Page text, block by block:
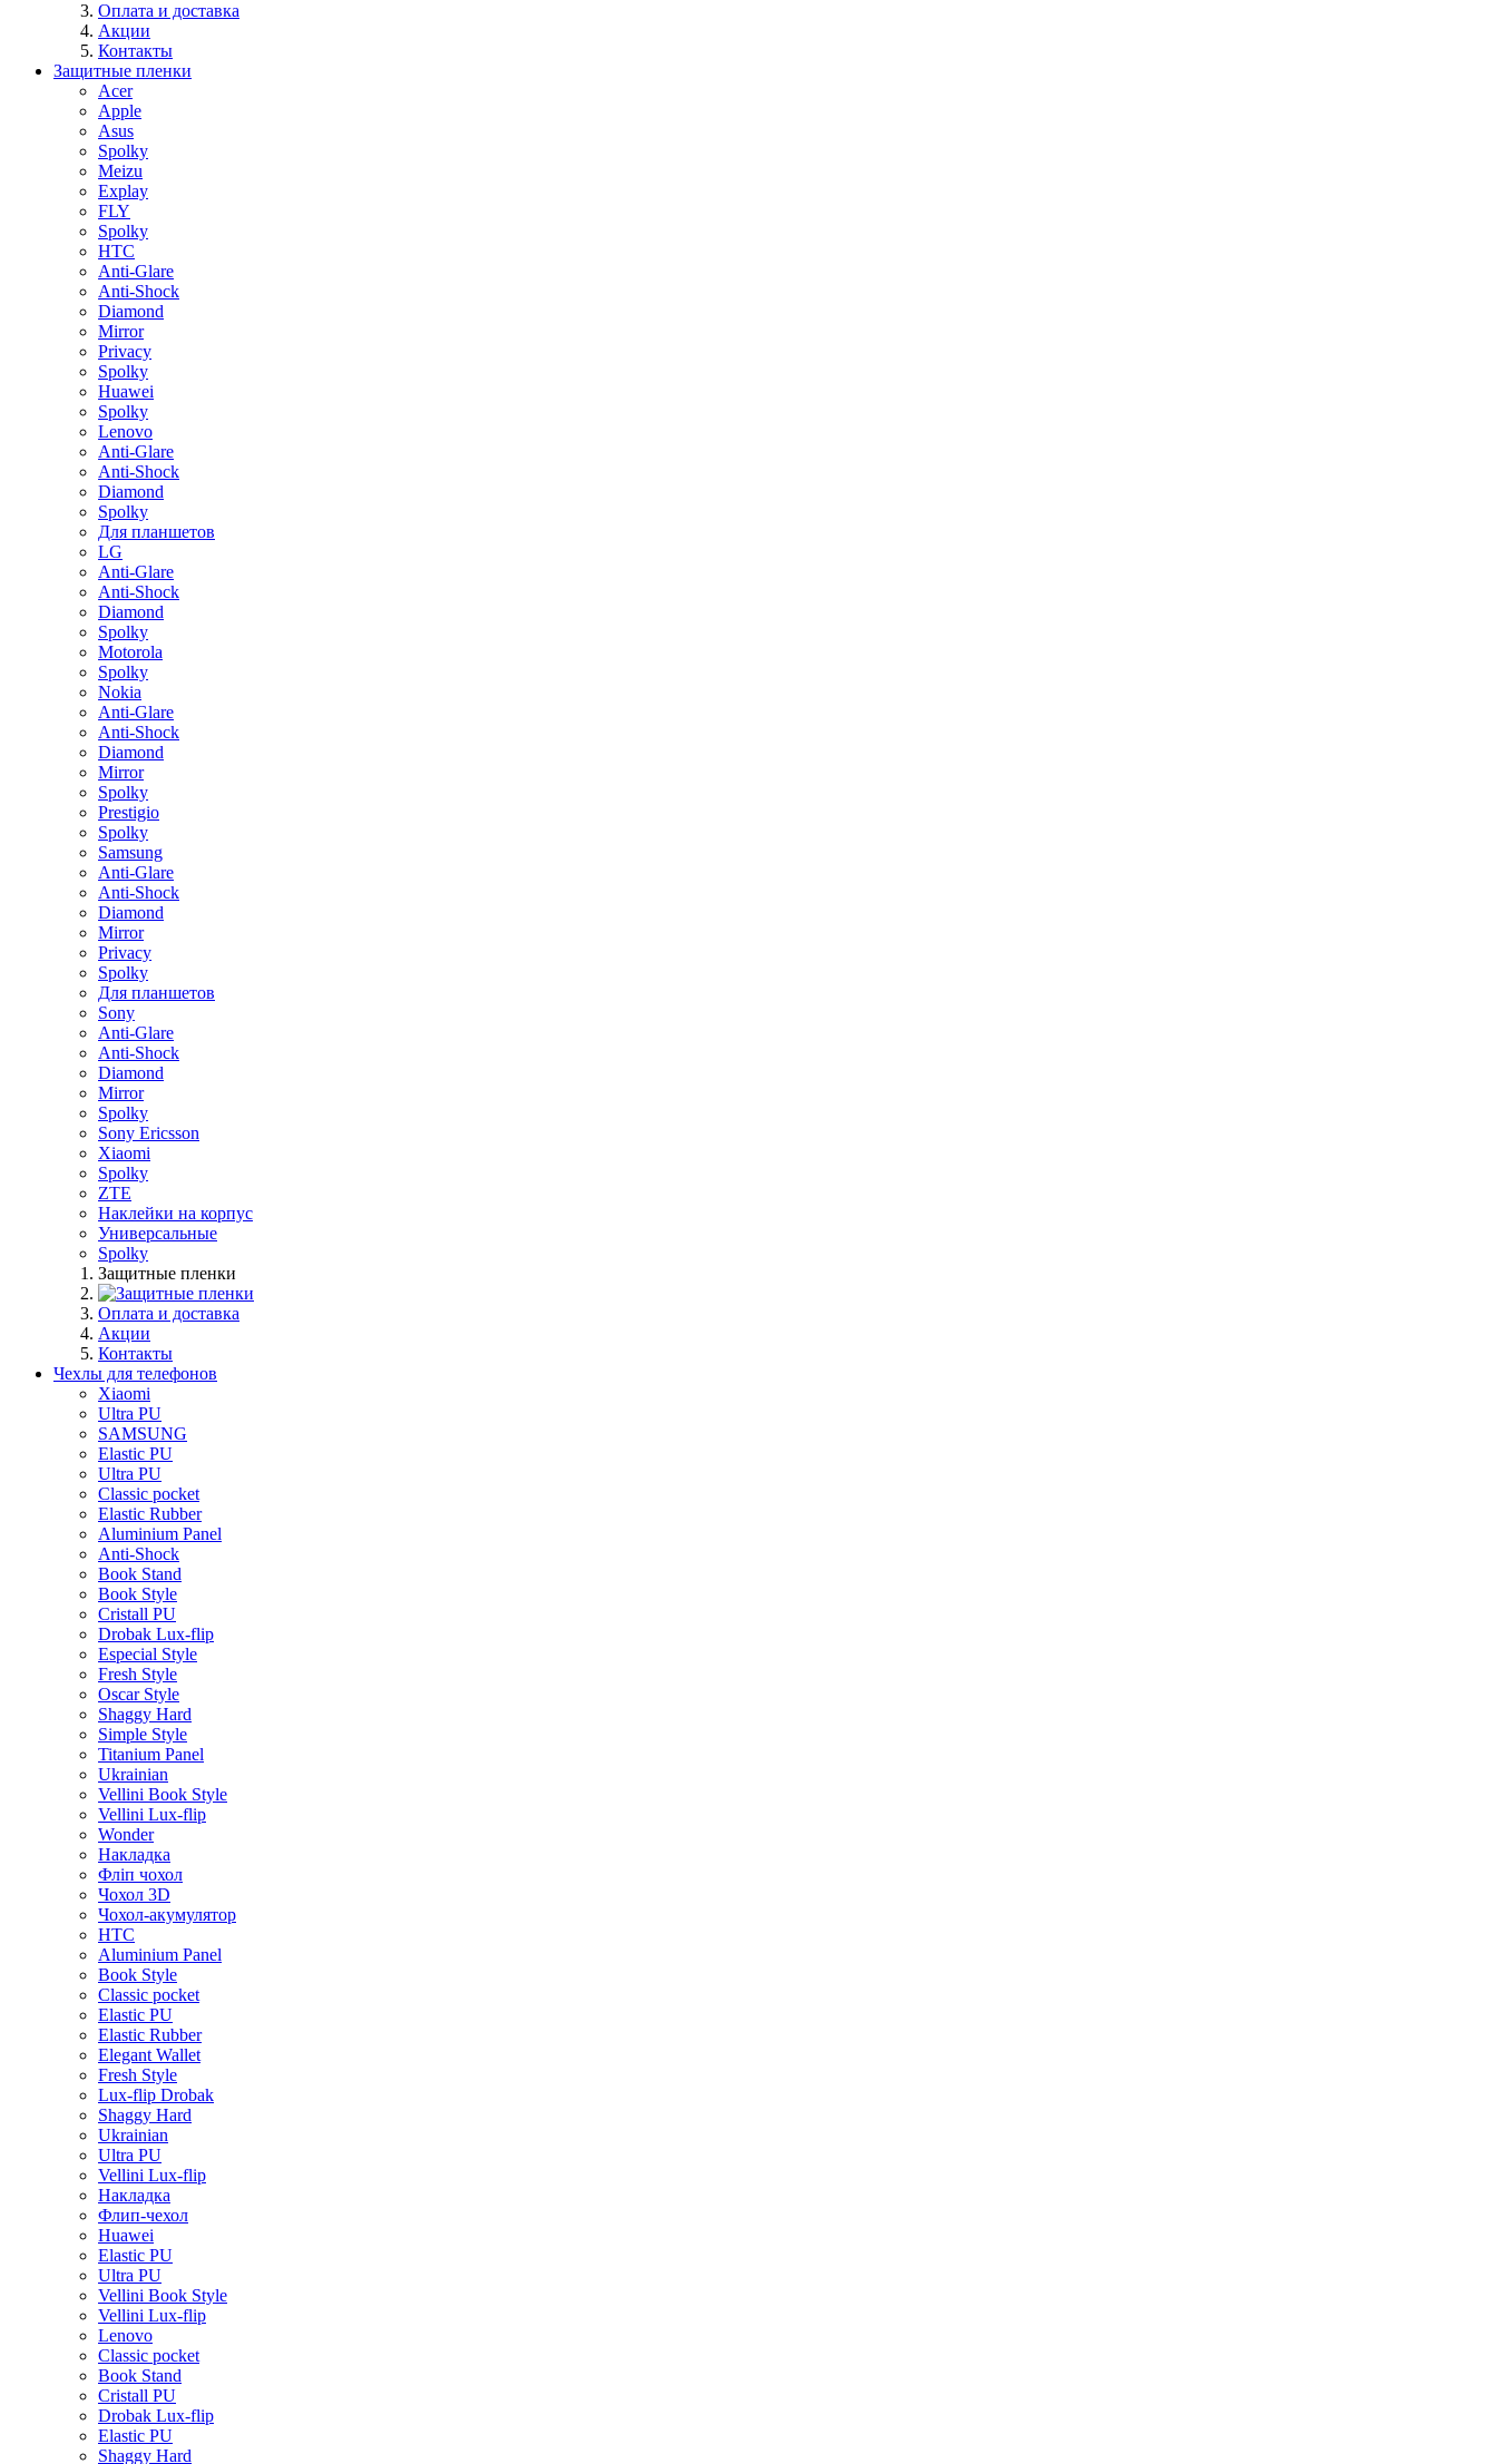
Оплата и доставка
Акции
Контакты
Защитные пленки
Acer
Apple
Asus
Spolky
Meizu
Explay
FLY
Spolky
HTC
Anti-Glare
Anti-Shock
Diamond
Mirror
Privacy
Spolky
Huawei
Spolky
Lenovo
Anti-Glare
Anti-Shock
Diamond
Spolky
Для планшетов
LG
Anti-Glare
Anti-Shock
Diamond
Spolky
Motorola
Spolky
Nokia
Anti-Glare
Anti-Shock
Diamond
Mirror
Spolky
Prestigio
Spolky
Samsung
Anti-Glare
Anti-Shock
Diamond
Mirror
Privacy
Spolky
Для планшетов
Sony
Anti-Glare
Anti-Shock
Diamond
Mirror
Spolky
Sony Ericsson
Xiaomi
Spolky
ZTE
Наклейки на корпус
Универсальные
Spolky
Защитные пленки
Оплата и доставка
Акции
Контакты
Чехлы для телефонов
Xiaomi
Ultra PU
SAMSUNG
Elastic PU
Ultra PU
Classic pocket
Elastic Rubber
Aluminium Panel
Anti-Shock
Book Stand
Book Style
Cristall PU
Drobak Lux-flip
Especial Style
Fresh Style
Oscar Style
Shaggy Hard
Simple Style
Titanium Panel
Ukrainian
Vellini Book Style
Vellini Lux-flip
Wonder
Накладка
Фліп чохол
Чохол 3D
Чохол-акумулятор
HTC
Aluminium Panel
Book Style
Classic pocket
Elastic PU
Elastic Rubber
Elegant Wallet
Fresh Style
Lux-flip Drobak
Shaggy Hard
Ukrainian
Ultra PU
Vellini Lux-flip
Накладка
Флип-чехол
Huawei
Elastic PU
Ultra PU
Vellini Book Style
Vellini Lux-flip
Lenovo
Classic pocket
Book Stand
Cristall PU
Drobak Lux-flip
Elastic PU
Shaggy Hard